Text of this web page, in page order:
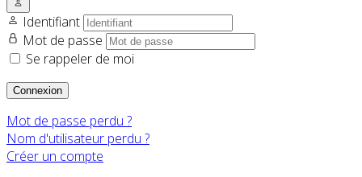
Identifiant
Mot de passe
Se rappeler de moi
Connexion
Mot de passe perdu ?
Nom d'utilisateur perdu ?
Créer un compte